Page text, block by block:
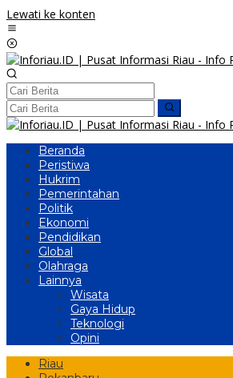
Lewati ke konten
Beranda
Peristiwa
Hukrim
Pemerintahan
Politik
Ekonomi
Pendidikan
Global
Olahraga
Lainnya
Wisata
Gaya Hidup
Teknologi
Opini
Riau